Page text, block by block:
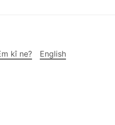
kî ne?
English